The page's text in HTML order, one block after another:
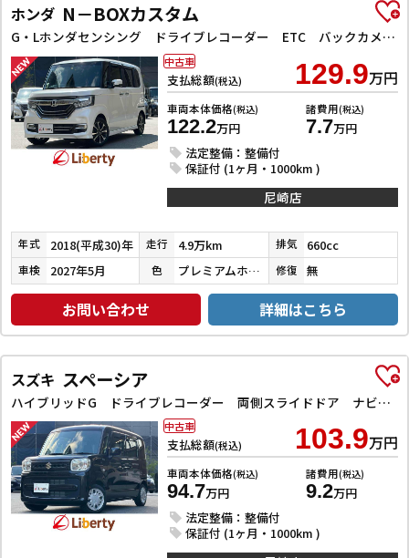
ホンダ N－BOXカスタム
G・Lホンダセンシング ドライブレコーダー ETC バックカメラ 両側スライド・片側電動 ナビ TV クリアランスソナー オートクルーズコントロール レーンアシスト 衝突被害軽減システム オートライト スマートキー
支払総額(税込) 129.9万円
車両本体価格(税込)
122.2万円
諸費用(税込)
7.7万円
法定整備：整備付
保証付 (1ヶ月・1000km )
中古車
尼崎店
年式 2018(平成30)年 走行 4.9万km 排気 660cc
車検 2027年5月 色 プレミアムホワイトパールⅡ 修復 無
お問い合わせ 詳細はこちら
スズキ スペーシア
ハイブリッドG ドライブレコーダー 両側スライドドア ナビ TV オートライト スマートキー アイドリングストップ 電動格納ミラー ベンチシート CVT ABS ESC CD エアコン パワーウィンドウ
支払総額(税込) 103.9万円
車両本体価格(税込)
94.7万円
諸費用(税込)
9.2万円
法定整備：整備付
保証付 (1ヶ月・1000km )
中古車